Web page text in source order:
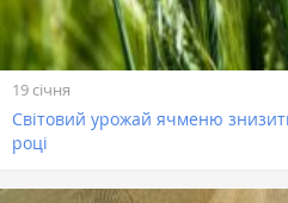
19 січня
Світовий урожай ячменю
році